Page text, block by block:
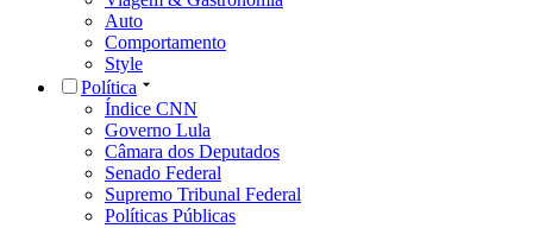
Auto
Comportamento
Style
Política
Índice CNN
Governo Lula
Câmara dos Deputados
Senado Federal
Supremo Tribunal Federal
Políticas Públicas